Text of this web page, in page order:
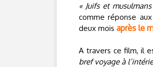
« Juifs et
comme réponse
deux mois après le
A travers ce film, il
bref voyage à